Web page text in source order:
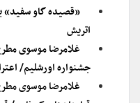
«قصیده گاو سفید»
اتریش
غلامرضا موسوی
جشنواره اورشلیم/
غلامرضا موسوی